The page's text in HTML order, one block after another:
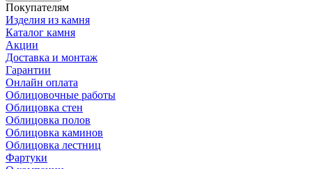
Покупателям
Изделия из камня
Каталог камня
Акции
Доставка и монтаж
Гарантии
Онлайн оплата
Облицовочные работы
Облицовка стен
Облицовка полов
Облицовка каминов
Облицовка лестниц
Фартуки